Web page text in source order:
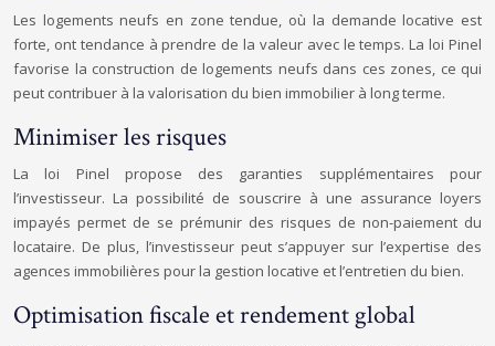
Les logements neufs en zone tendue, où la demande locative est
forte, ont tendance à prendre de la valeur avec le temps. La loi Pinel
favorise la construction de logements neufs dans ces zones, ce qui
peut contribuer à la valorisation du bien immobilier à long terme.
Minimiser les risques
La loi Pinel propose des garanties supplémentaires pour
l’investisseur. La possibilité de souscrire à une assurance loyers
impayés permet de se prémunir des risques de non-paiement du
locataire. De plus, l’investisseur peut s’appuyer sur l’expertise des
agences immobilières pour la gestion locative et l’entretien du bien.
Optimisation fiscale et rendement global